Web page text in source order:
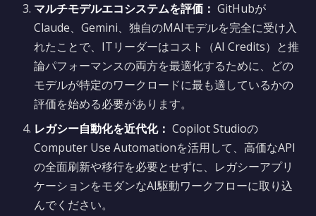
マルチモデルエコシステムを評価： GitHubが
Claude、Gemini、独自のMAIモデルを完全に受け入
れたことで、ITリーダーはコスト（AI Credits）と推
論パフォーマンスの両方を最適化するために、どの
モデルが特定のワークロードに最も適しているかの
評価を始める必要があります。
レガシー自動化を近代化： Copilot Studioの
Computer Use Automationを活用して、高価なAPI
の全面刷新や移行を必要とせずに、レガシーアプリ
ケーションをモダンなAI駆動ワークフローに取り込
んでください。